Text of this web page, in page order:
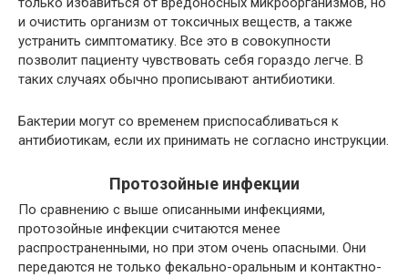
и очистить организм от токсичных веществ, а также
устранить симптоматику. Все это в совокупности
позволит пациенту чувствовать себя гораздо легче. В
таких случаях обычно прописывают антибиотики.
Бактерии могут со временем приспосабливаться к
антибиотикам, если их принимать не согласно инструкции.
Протозойные инфекции
По сравнению с выше описанными инфекциями,
протозойные инфекции считаются менее
распространенными, но при этом очень опасными. Они
передаются не только фекально-оральным и контактно-